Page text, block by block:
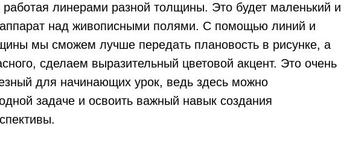
работая линерами разной толщины. Это будет маленький и
аппарат над живописными полями. С помощью линий и
мы сможем лучше передать плановость в рисунке, а
сделаем выразительный цветовой акцент. Это очень
для начинающих урок, ведь здесь можно
задаче и освоить важный навык создания